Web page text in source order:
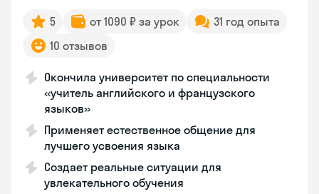
5 от 1090 ₽ за урок
31 год опыта
10 отзывов
Окончила университет по специальности
«учитель английского и французского
языков»
Применяет естественное общение для
лучшего усвоения языка
Создает реальные ситуации для
увлекательного обучения